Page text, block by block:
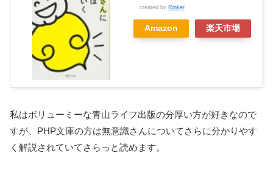
created by Rinker
Amazon 楽天市場
私はボリューミーな青山ライフ出版の分厚い方が好きなので
すが、PHP文庫の方は無意識さんについてさらに分かりやす
く解説されていてさらっと読めます。